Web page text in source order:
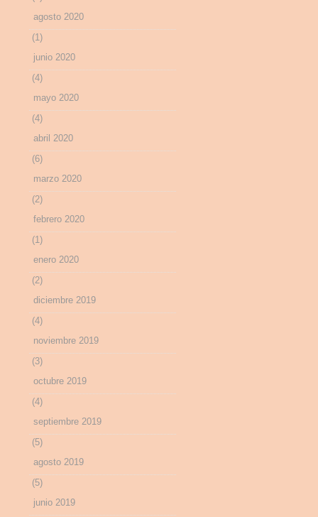
agosto 2020
(1)
junio 2020
(4)
mayo 2020
(4)
abril 2020
(6)
marzo 2020
(2)
febrero 2020
(1)
enero 2020
(2)
diciembre 2019
(4)
noviembre 2019
(3)
octubre 2019
(4)
septiembre 2019
(5)
agosto 2019
(5)
junio 2019